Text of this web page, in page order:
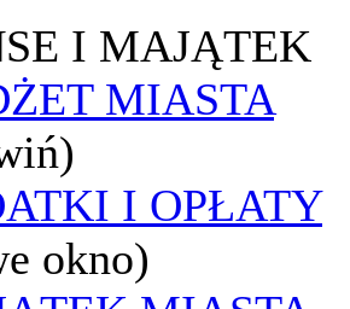
I MAJĄTEK
MIASTA
I OPŁATY
okno)